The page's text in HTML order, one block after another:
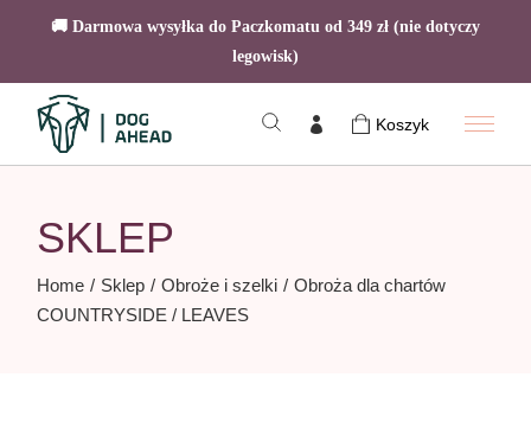
🚚 Darmowa wysyłka do Paczkomatu od 349 zł (nie dotyczy
legowisk)
content
Koszyk
SKLEP
Home Sklep Obroże i szelki
Obroża dla chartów
COUNTRYSIDE / LEAVES